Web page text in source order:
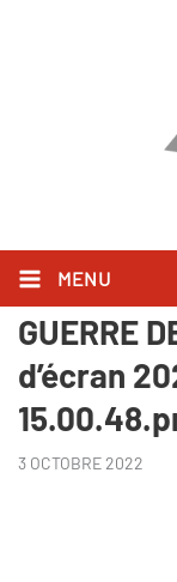
MENU
MUSK vs
GUERRE
d’écran
3 OCTOBRE 2022